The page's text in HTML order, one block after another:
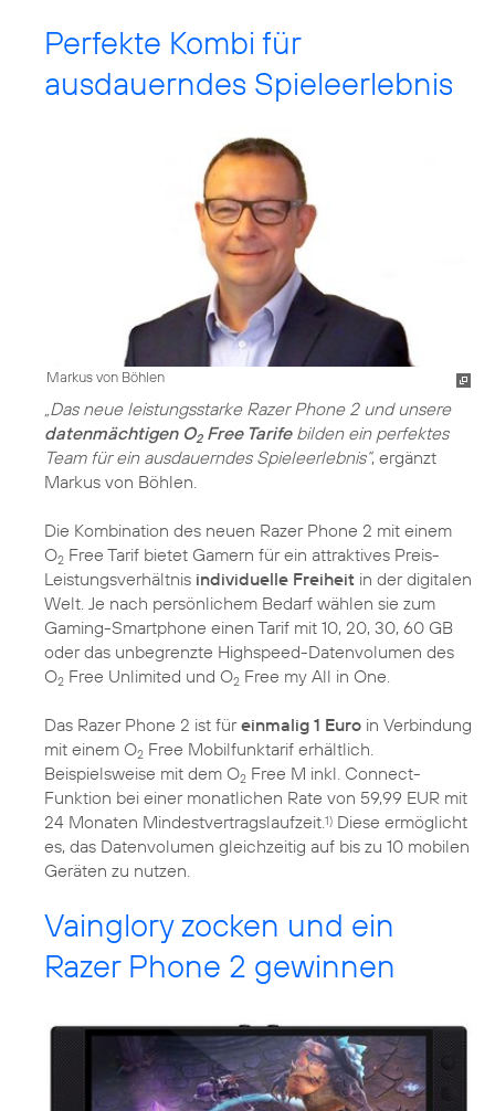
Perfekte Kombi für
ausdauerndes Spieleerlebnis
Markus von Böhlen
„Das neue leistungsstarke Razer Phone 2 und unsere
datenmächtigen O2Free Tarifebilden ein perfektes
Team für ein ausdauerndes Spieleerlebnis“, ergänzt
Markus von Böhlen.
Die Kombination des neuen Razer Phone 2 mit einem
O2 Free Tarif bietet Gamern für ein attraktives Preis-
Leistungsverhältnis individuelle Freiheit in der digitalen
Welt. Je nach persönlichem Bedarf wählen sie zum
Gaming-Smartphone einen Tarif mit 10, 20, 30, 60 GB
oder das unbegrenzte Highspeed-Datenvolumen des
O2 Free Unlimited und O2 Free my All in One.
Das Razer Phone 2 ist füreinmalig 1 Euro in Verbindung
mit einem O2 Free Mobilfunktarif erhältlich.
Beispielsweise mit dem O2 Free M inkl. Connect-
Funktion bei einer monatlichen Rate von 59,99 EUR mit
24 Monaten Mindestvertragslaufzeit.1) Diese ermöglicht
es, das Datenvolumen gleichzeitig auf bis zu 10 mobilen
Geräten zu nutzen.
Vainglory zocken und ein
Razer Phone 2 gewinnen